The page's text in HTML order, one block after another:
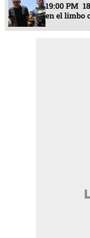
19:00 PM
en el limbo